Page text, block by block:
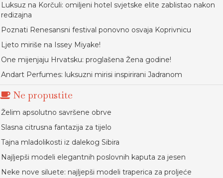
Luksuz na Korčuli: omiljeni hotel svjetske elite zablistao nakon
redizajna
Poznati Renesansni festival ponovno osvaja Koprivnicu
Ljeto miriše na Issey Miyake!
One mijenjaju Hrvatsku: proglašena Žena godine!
Andart Perfumes: luksuzni mirisi inspirirani Jadranom
Ne propustite
Želim apsolutno savršene obrve
Slasna citrusna fantazija za tijelo
Tajna mladolikosti iz dalekog Sibira
Najljepši modeli elegantnih poslovnih kaputa za jesen
Neke nove siluete: najljepši modeli traperica za proljeće